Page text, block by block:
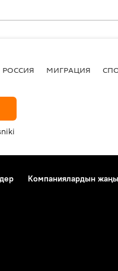
РОССИЯ МИГРАЦИЯ
Компаниялардын